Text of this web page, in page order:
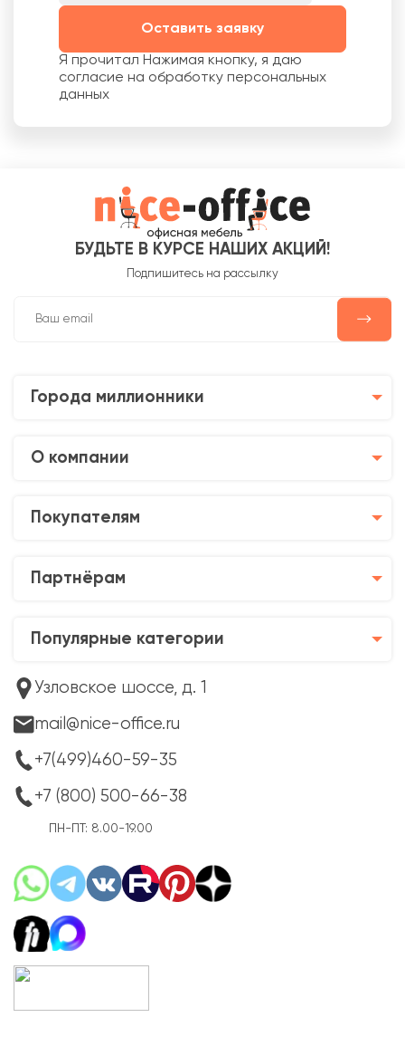
БУДЬТЕ В КУРСЕ НАШИХ АКЦИЙ!
Города миллионники
О компании
Покупателям
Партнёрам
Узловское шоссе, д. 1
mail@nice-office.ru
+7(499)460-59-35
+7 (800) 500-66-38
ПН-ПТ: 8.00-19.00